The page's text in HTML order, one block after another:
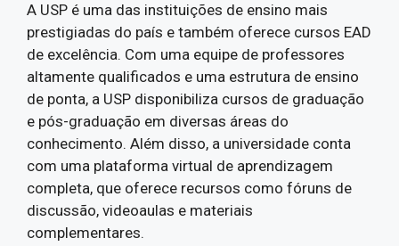
A USP é uma das instituições de ensino mais
prestigiadas do país e também oferece cursos EAD
de excelência. Com uma equipe de professores
altamente qualificados e uma estrutura de ensino
de ponta, a USP disponibiliza cursos de graduação
e pós-graduação em diversas áreas do
conhecimento. Além disso, a universidade conta
com uma plataforma virtual de aprendizagem
completa, que oferece recursos como fóruns de
discussão, videoaulas e materiais
complementares.